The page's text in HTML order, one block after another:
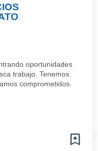
oportunidades
trabajo. Tenemos
comprometidos.